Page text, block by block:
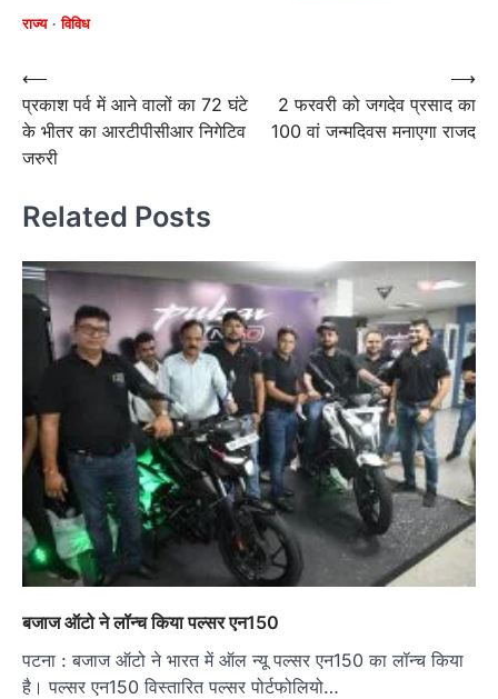
राज्य विविध
Post
navigation
⟵
प्रकाश पर्व में आने वालों का 72 घंटे
के भीतर का आरटीपीसीआर निगेटिव
जरुरी
2 फरवरी को जगदेव प्रसाद का
100 वां जन्मदिवस मनाएगा राजद
⟶
Related Posts
बजाज ऑटो ने लॉन्च किया पल्सर एन150
पटना : बजाज ऑटो ने भारत में ऑल न्यू पल्सर एन150 का लॉन्च किया
है। पल्सर एन150 विस्तारित पल्सर पोर्टफोलियो…